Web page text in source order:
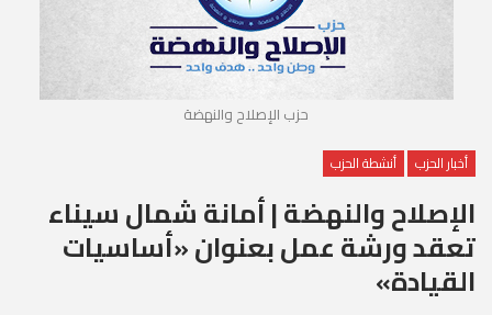
حزب الإصلاح والنهضة
أخبار الحزب أنشطة الحزب
الإصلاح والنهضة | أمانة شمال سيناء
تعقد ورشة عمل بعنوان «أساسيات
القيادة»